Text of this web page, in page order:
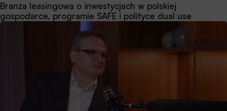
Branża leasingowa o inwestycjach w polskiej
gospodarce, programie SAFE i polityce dual use